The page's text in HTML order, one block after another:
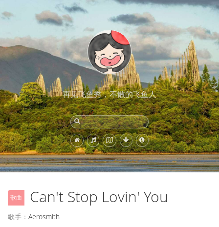
再见飞鱼秀，不散的飞鱼人
歌曲 Can't Stop Lovin' You
歌手： Aerosmith